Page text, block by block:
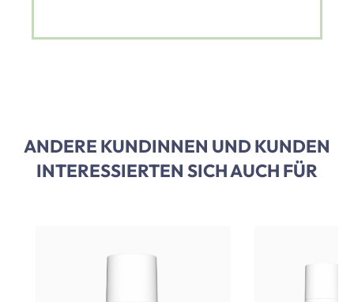
ANDERE KUNDINNEN UND KUNDEN
INTERESSIERTEN SICH AUCH FÜR